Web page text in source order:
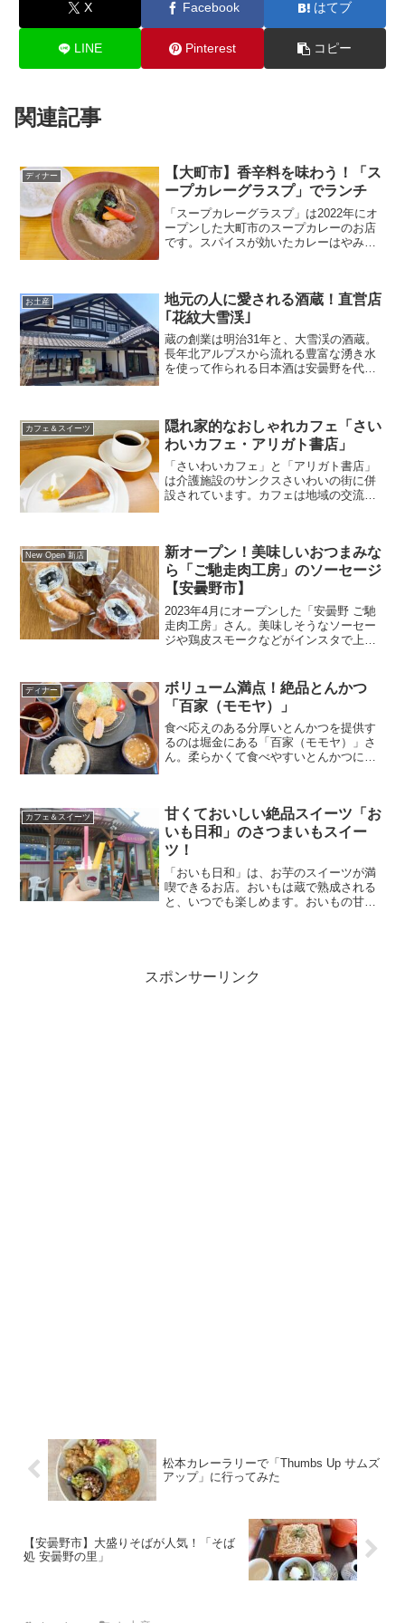
X Facebook はてブ
LINE Pinterest コピー
関連記事
ディナー
【大町市】香辛料を味わう！「ス
ープカレーグラスプ」でランチ
「スープカレーグラスプ」は2022年にオ
ープンした大町市のスープカレーのお店
です。スパイスが効いたカレーはやみつ
レーグラスプ」を紹介します。
お土産
地元の人に愛される酒蔵！直営店
｢花紋大雪渓｣
蔵の創業は明治31年と、大雪渓の酒蔵。
長年北アルプスから流れる豊富な湧き水
を使って作られる日本酒は安曇野を代表
けるために「基本に忠実に」酒造りを続
けている酒蔵です。今回は、大雪渓の直
営店｢花紋大雪渓｣を紹介します。
カフェ＆スイーツ
隠れ家的なおしゃれカフェ「さい
わいカフェ・アリガト書店」
「さいわいカフェ」と「アリガト書店」
は介護施設のサンクスさいわいの街に併
設されています。カフェは地域の交流の
New Open 新店
新オープン！美味しいおつまみな
ら「ご馳走肉工房」のソーセージ
【安曇野市】
2023年4月にオープンした「安曇野 ご馳
走肉工房」さん。美味しそうなソーセー
ジや鶏皮スモークなどがインスタで上が
す。
ディナー
ボリューム満点！絶品とんかつ
「百家（モモヤ）」
食べ応えのある分厚いとんかつを提供す
るのは堀金にある「百家（モモヤ）」さ
ん。柔らかくて食べやすいとんかつに、
カフェ＆スイーツ
甘くておいしい絶品スイーツ「お
いも日和」のさつまいもスイー
ツ！
「おいも日和」は、お芋のスイーツが満
喫できるお店。おいもは蔵で熟成される
と、いつでも楽しめます。おいもの甘さ
す。
スポンサーリンク
松本カレーラリーで「Thumbs Up サムズ
アップ」に行ってみた
【安曇野市】大盛りそばが人気！「そば
処 安曇野の里」